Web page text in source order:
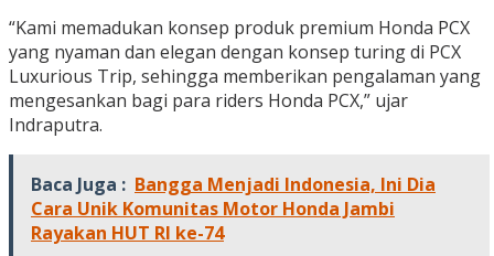
“Kami memadukan konsep produk premium Honda PCX
yang nyaman dan elegan dengan konsep turing di PCX
Luxurious Trip, sehingga memberikan pengalaman yang
mengesankan bagi para riders Honda PCX,” ujar
Indraputra.
Baca Juga : Bangga Menjadi Indonesia, Ini Dia
Cara Unik Komunitas Motor Honda Jambi
Rayakan HUT RI ke-74